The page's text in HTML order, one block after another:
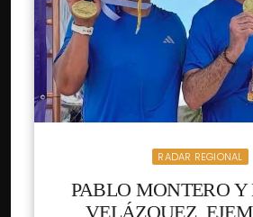
RADAR REGIONAL
PABLO MONTERO Y
VELÁZQUEZ,